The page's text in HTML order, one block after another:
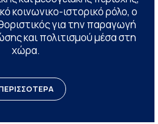
κοινωνικο-ιστορικό ρόλο, ο
για την παραγωγή
και πολιτισμού μέσα στη
χώρα.